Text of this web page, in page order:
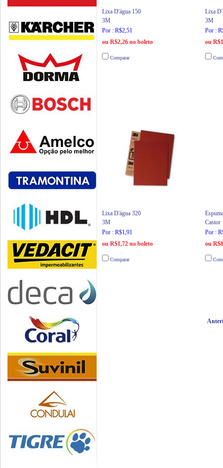
Lixa D'água 150
3M
Por : R$2,51
ou R$2,26 no boleto
Comparar
Lixa
3M
Por :
ou
Lixa D'água 320
3M
Por : R$1,91
ou R$1,72 no boleto
Comparar
Castor
Por :
ou